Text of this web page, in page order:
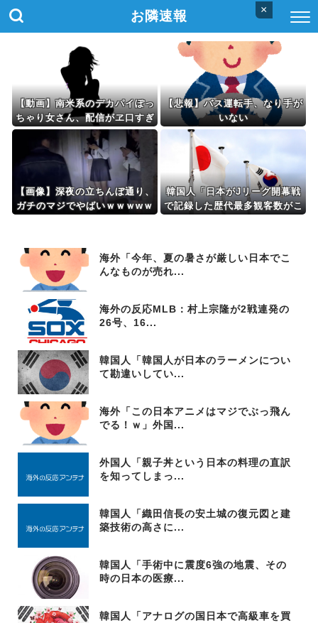
×
お隣速報
【動画】南米系のデカパイぽっ
ちゃり女さん、配信がヱ口すぎ
ｗｗｗｗｗｗｗ
【悲報】バス運転手、なり手が
いない
【画像】深夜の立ちんぼ通り、
ガチのマジでやばいｗｗｗwｗ
韓国人「日本がJリーグ開幕戦
で記録した歴代最多観客数がこ
海外「今年、夏の暑さが厳しい日本でこ
んなものが売れ...
海外の反応MLB：村上宗隆が2戦連発の
26号、16...
韓国人「韓国人が日本のラーメンについ
て勘違いしてい...
海外「この日本アニメはマジでぶっ飛ん
でる！ｗ」外国...
外国人「親子丼という日本の料理の直訳
を知ってしまっ...
韓国人「織田信長の安土城の復元図と建
築技術の高さに...
韓国人「手術中に震度6強の地震、その
時の日本の医療...
韓国人「アナログの国日本で高級車を買